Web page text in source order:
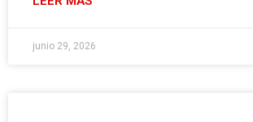
junio 29, 2026